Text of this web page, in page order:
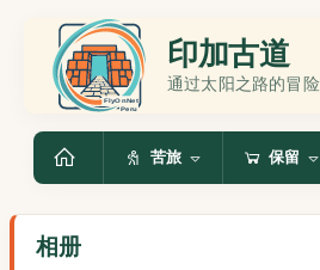
印加古道
通过太阳之路的冒险
苦旅 保留
相册